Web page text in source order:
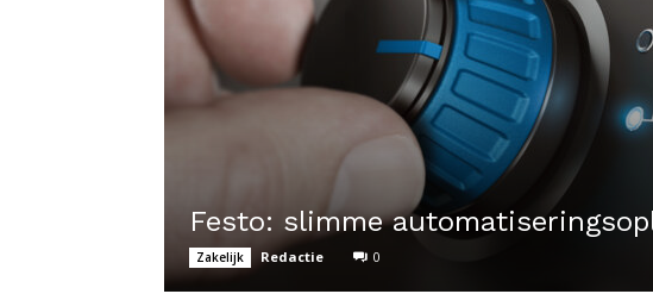
Festo: slimme
Zakelijk Redactie 0